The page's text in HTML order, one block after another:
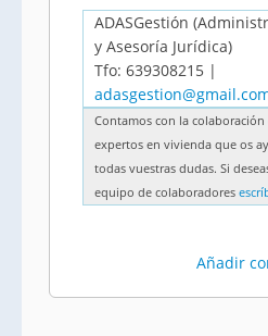
ADASGestión
y Asesoría Jurídica)
Tfo: 639308215 |
Contamos con la
expertos en vivienda que os
todas vuestras dudas. Si
equipo de colaboradores
Añadir